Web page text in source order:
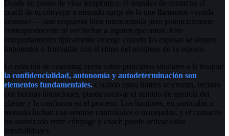
Desde un punto de vista terapéutico, el impulso de contactar al
coach de tu cónyuge a menudo surge de lo que llamamos «ayuda
ansiosa» — una respuesta bien intencionada pero potencialmente
contraproducente al ver luchar a alguien que amas. Este
comportamiento típicamente emerge cuando las esposas se sienten
impotentes o frustradas con el ritmo del progreso de su esposo.
La relación de coaching opera sobre principios similares a la terapia:
la confidencialidad, autonomía y autodeterminación son
elementos fundamentales. Cuando estos límites se cruzan, incluso
con buenas intenciones, puede socavar el sentido de agencia del
cliente y la confianza en el proceso. Los hombres, en particular, a
menudo luchan con sentirse controlados o manejados, y el contacto
no autorizado entre cónyuge y coach puede activar estas
sensibilidades.